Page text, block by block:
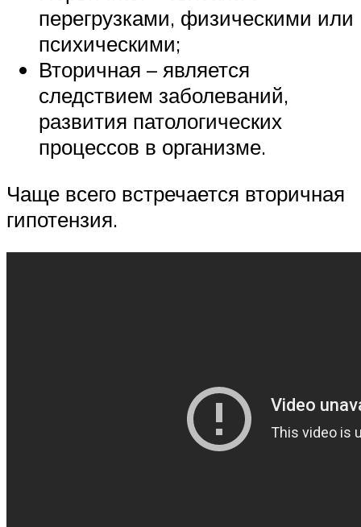
перегрузками, физическими или
психическими;
Вторичная – является
следствием заболеваний,
развития патологических
процессов в организме.
Чаще всего встречается вторичная
гипотензия.